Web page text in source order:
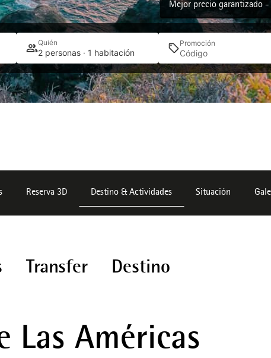
Mejor precio garantizado -
Quién
2 personas · 1 habitación
Promoción
Reserva 3D Destino & Actividades Situación
Transfer Destino
Las Américas